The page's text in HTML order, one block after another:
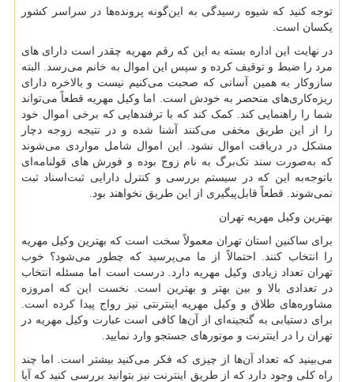
توجه کنید که شیوه رسیدگی به این‌گونه پرونده‌ها در سراسر کشور
یکسان است.
در نهایت این اداره بسته به این که رقم مهریه چقدر است دارای های
مرد را ضبط و توقیف کرده و سپس این اموال به خانم می‌رسد. البته
سازوکار به همین آسانی که صحبت می‌کنیم نیست و بالاخره دارای
ریزه‌کاری‌های منحصر به خودش است. اما وکیل مهریه قطعاً می‌تواند
شما را راهنمایی کند. کمک کند که با ترفندهایی که برخی اموال خود
را از این طریق مخفی می‌کنند آشنا شده و در نتیجه زوجه دچار
مشکل در دریافت اموال نشود. این اموال شامل مواردی می‌شوند
که به‌صورت سند تک‌برگ به نام زوج بوده و فورش های قولنامه‌ای
باتوجه‌به این که در سیستم بررسی و کنترل دارایی ثبت‌اسناد ثبت
نمی‌شوند. قطعاً قابل‌پیگیری از این طریق نخواهند بود.
بهترین وکیل مهریه تهران
برای ساکنین استان تهران معمولاً سخت است که بهترین وکیل مهریه
را انتخاب کنند. احتمالاً از ما می‌پرسید که چطور می‌شود؟ خوب
تهران تعداد زیادی وکیل مهریه دارد. درست است اما مسئله انتخاب
در تعدادی بالا و بین بهتر و بهترین است. نخست این که امروزه
مشاوره‌های طلاق و وکیل مهریه اینترنتی نیز رواج پیدا کرده است.
برای دستیابی به گنجینه‌ای از آن‌ها کافی است عبارت وکیل مهریه در
تهران را در اینترنت و موتورهای جستجو وارد نمایید.
می‌بینید که تعداد آن‌ها از چیزی که فکر می‌کنید بیشتر است. اما چند
راه کلی وجود دارد که از طریق اینترنت نیز بتوانید بررسی کنید که آیا